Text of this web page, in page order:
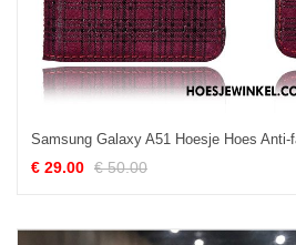
€ 29.00 € 50.00